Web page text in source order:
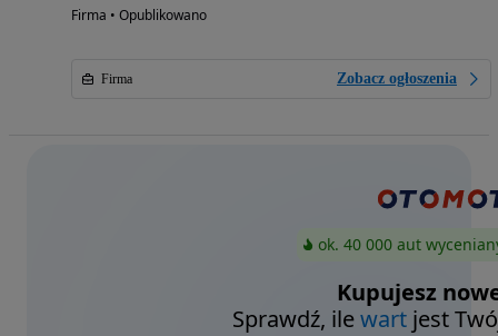
Firma • Opublikowano
Firma Zobacz ogłoszenia
ok. 40 000 aut
Kupujesz
Sprawdź, ilewart jest